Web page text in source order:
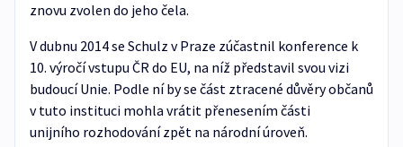
znovu zvolen do jeho čela.
V dubnu 2014 se Schulz v Praze zúčastnil konference k
10. výročí vstupu ČR do EU, na níž představil svou vizi
budoucí Unie. Podle ní by se část ztracené důvěry občanů
v tuto instituci mohla vrátit přenesením části
unijního rozhodování zpět na národní úroveň.